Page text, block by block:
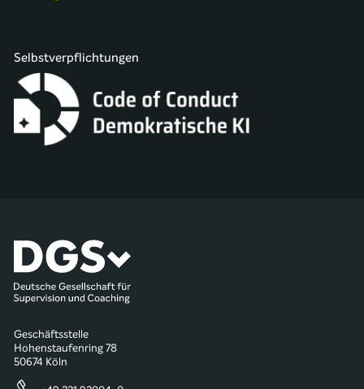
Selbstverpflichtungen
Geschäftsstelle
Hohenstaufenring 78
50674 Köln